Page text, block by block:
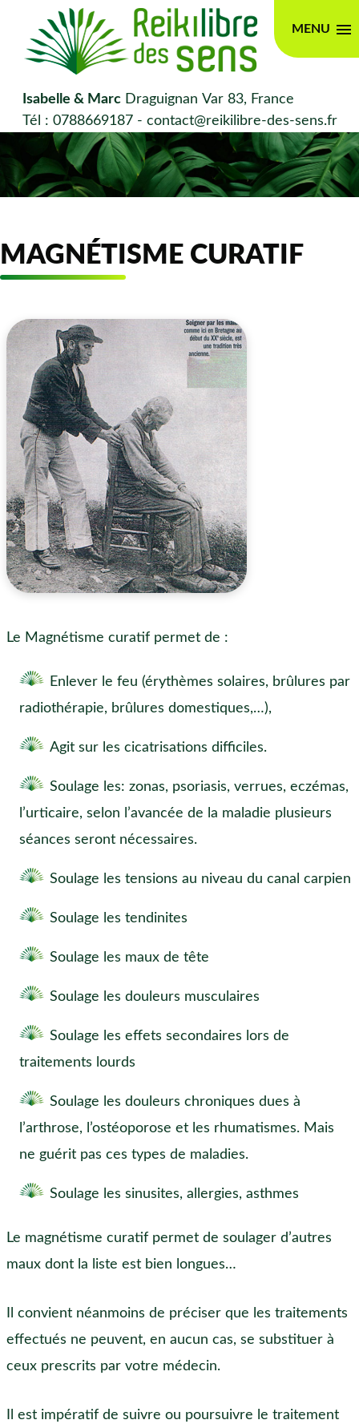
Isabelle & Marc Draguignan Var 83, France
Tél : 0788669187 - contact@reikilibre-des-sens.fr
MENU
MAGNÉTISME CURATIF
Le Magnétisme curatif permet de :
Enlever le feu (érythèmes solaires, brûlures par
radiothérapie, brûlures domestiques,…),
Agit sur les cicatrisations difficiles.
Soulage les: zonas, psoriasis, verrues, eczémas,
l’urticaire, selon l’avancée de la maladie plusieurs
séances seront nécessaires.
Soulage les tensions au niveau du canal carpien
Soulage les tendinites
Soulage les maux de tête
Soulage les douleurs musculaires
Soulage les effets secondaires lors de
traitements lourds
Soulage les douleurs chroniques dues à
l’arthrose, l’ostéoporose et les rhumatismes. Mais
ne guérit pas ces types de maladies.
Soulage les sinusites, allergies, asthmes
Le magnétisme curatif permet de soulager d’autres
maux dont la liste est bien longues…
Il convient néanmoins de préciser que les traitements
effectués ne peuvent, en aucun cas, se substituer à
ceux prescrits par votre médecin.
Il est impératif de suivre ou poursuivre le traitement